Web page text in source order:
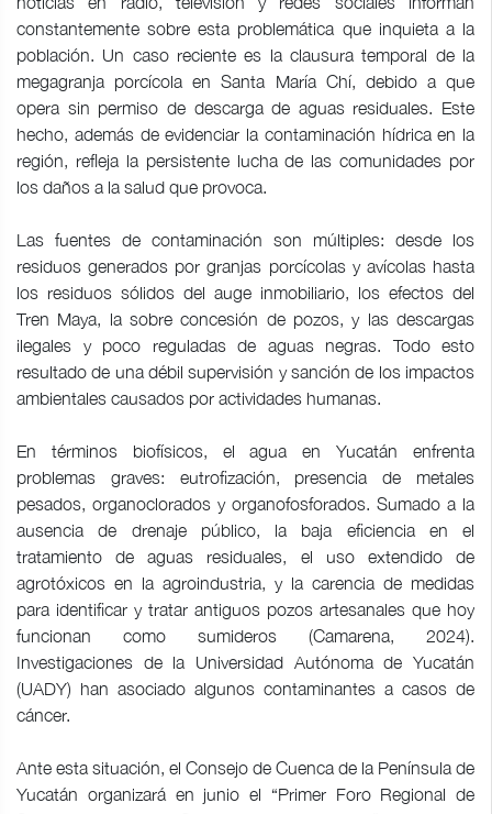
constantemente sobre esta problemática que inquieta a la
población. Un caso reciente es la clausura temporal de la
megagranja porcícola en Santa María Chí, debido a que
opera sin permiso de descarga de aguas residuales. Este
hecho, además de evidenciar la contaminación hídrica en la
región, refleja la persistente lucha de las comunidades por
los daños a la salud que provoca.
Las fuentes de contaminación son múltiples: desde los
residuos generados por granjas porcícolas y avícolas hasta
los residuos sólidos del auge inmobiliario, los efectos del
Tren Maya, la sobre concesión de pozos, y las descargas
ilegales y poco reguladas de aguas negras. Todo esto
resultado de una débil supervisión y sanción de los impactos
ambientales causados por actividades humanas.
En términos biofísicos, el agua en Yucatán enfrenta
problemas graves: eutrofización, presencia de metales
pesados, organoclorados y organofosforados. Sumado a la
ausencia de drenaje público, la baja eficiencia en el
tratamiento de aguas residuales, el uso extendido de
agrotóxicos en la agroindustria, y la carencia de medidas
para identificar y tratar antiguos pozos artesanales que hoy
funcionan como sumideros (Camarena, 2024).
Investigaciones de la Universidad Autónoma de Yucatán
(UADY) han asociado algunos contaminantes a casos de
cáncer.
Ante esta situación, el Consejo de Cuenca de la Península de
Yucatán organizará en junio el “Primer Foro Regional de